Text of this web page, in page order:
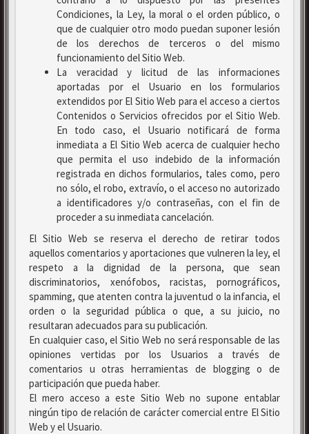
Condiciones, la Ley, la moral o el orden público, o
que de cualquier otro modo puedan suponer lesión
de los derechos de terceros o del mismo
funcionamiento del Sitio Web.
La veracidad y licitud de las informaciones
aportadas por el Usuario en los formularios
extendidos por El Sitio Web para el acceso a ciertos
Contenidos o Servicios ofrecidos por el Sitio Web.
En todo caso, el Usuario notificará de forma
inmediata a El Sitio Web acerca de cualquier hecho
que permita el uso indebido de la información
registrada en dichos formularios, tales como, pero
no sólo, el robo, extravío, o el acceso no autorizado
a identificadores y/o contraseñas, con el fin de
proceder a su inmediata cancelación.
El Sitio Web se reserva el derecho de retirar todos
aquellos comentarios y aportaciones que vulneren la ley, el
respeto a la dignidad de la persona, que sean
discriminatorios, xenófobos, racistas, pornográficos,
spamming, que atenten contra la juventud o la infancia, el
orden o la seguridad pública o que, a su juicio, no
resultaran adecuados para su publicación.
En cualquier caso, el Sitio Web no será responsable de las
opiniones vertidas por los Usuarios a través de
comentarios u otras herramientas de blogging o de
participación que pueda haber.
El mero acceso a este Sitio Web no supone entablar
ningún tipo de relación de carácter comercial entre El Sitio
Web y el Usuario.